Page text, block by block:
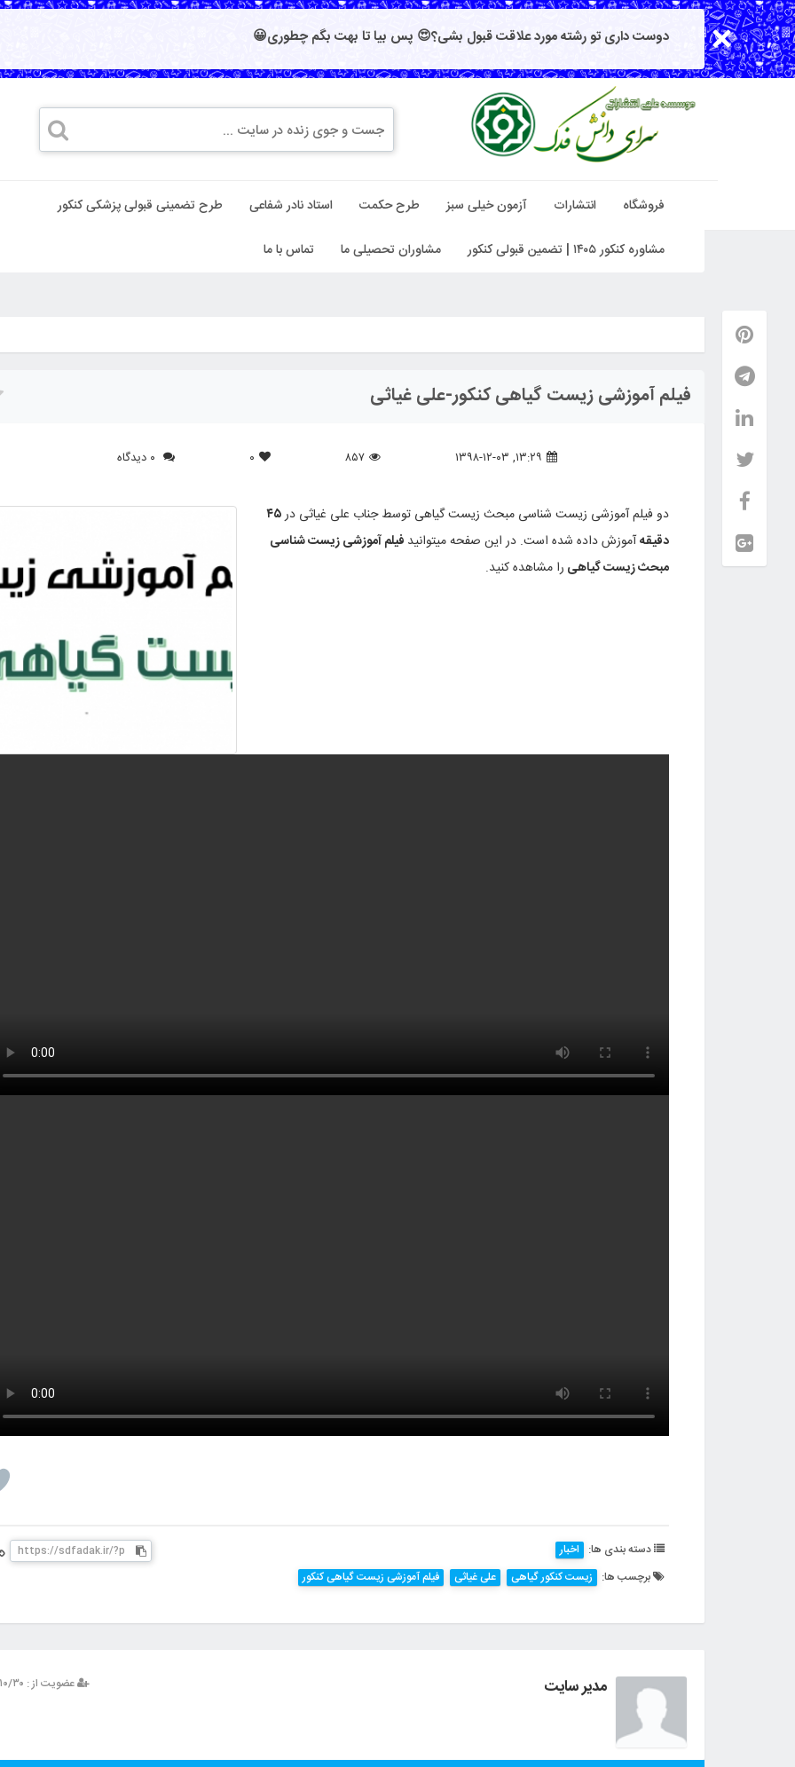
دوست داری تو رشته مورد علاقت قبول بشی؟😍 پس بیا تا بهت بگم چطوری😀
فروشگاه انتشارات آزمون خیلی سبز طرح حکمت استاد نادر شفاعی طرح تضمینی قبولی پزشکی کنکور
مشاوره کنکور ۱۴۰۵ | تضمین قبولی کنکور مشاوران تحصیلی ما تماس با ما
فیلم آموزشی زیست گیاهی کنکور-علی غیاثی
۱۳:۲۹, ۱۳۹۸-۱۲-۰۳ ۸۵۷ ۰
دو فیلم آموزشی زیست شناسی مبحث زیست گیاهی توسط جناب علی غیاثی در۴۵
دقیقهآموزش داده شده است. در این صفحه میتوانید فیلم آموزشی زیست شناسی
مبحث زیست گیاهی را مشاهده کنید.
دسته بندی ها: اخبار
برچسب ها: زیست کنکور گیاهی علی غیاثی فیلم آموزشی زیست گیاهی کنکور
عضویت از : ۱۳۹۳/۱۰/۳۰ مدیر سایت